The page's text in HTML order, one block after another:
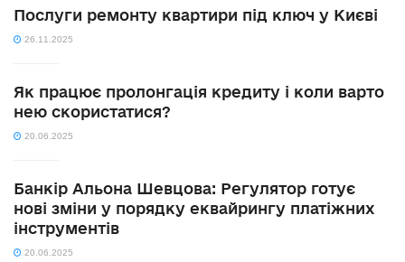
Послуги ремонту квартири під ключ у Києві
26.11.2025
Як працює пролонгація кредиту і коли варто
нею скористатися?
20.06.2025
Банкір Альона Шевцова: Регулятор готує
нові зміни у порядку еквайрингу платіжних
інструментів
20.06.2025